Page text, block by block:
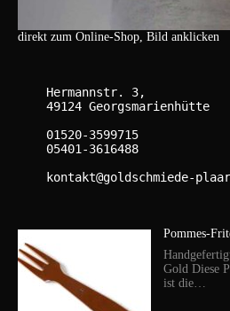
direkt zum Online-Shop, Bild anklicken
Pommes-
Gold Diese
ist die…